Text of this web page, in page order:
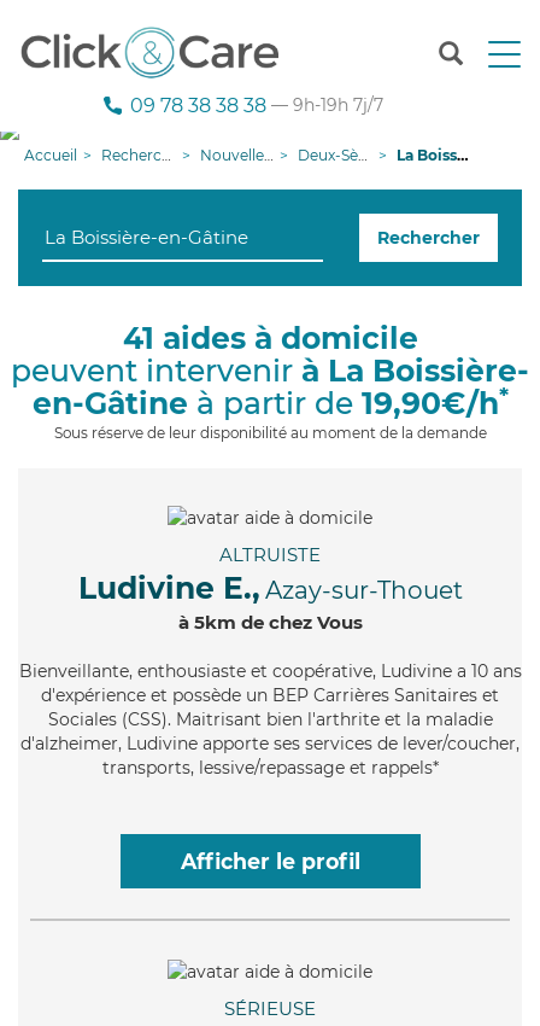
T
n
g
i
o
09 78 38 38 38 — 9h-19h 7j/7
Accueil Recherche aide à domicile Nouvelle-Aquitaine Deux-Sèvres La Boissière-en-Gâtine
Rechercher
41 aides à domicile
peuvent intervenir à La Boissière-
en-Gâtine à partir de 19,90€/h*
Sous réserve de leur disponibilité au moment de la demande
ALTRUISTE
Ludivine E., Azay-sur-Thouet
à 5km de chez Vous
Bienveillante, enthousiaste et coopérative, Ludivine a 10 ans
d'expérience et possède un BEP Carrières Sanitaires et
Sociales (CSS). Maitrisant bien l'arthrite et la maladie
d'alzheimer, Ludivine apporte ses services de lever/coucher,
transports, lessive/repassage et rappels*
Afficher le profil
SÉRIEUSE